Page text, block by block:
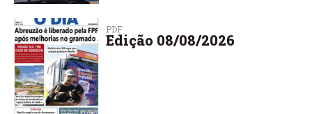
PDF
Edição 08/08/2026